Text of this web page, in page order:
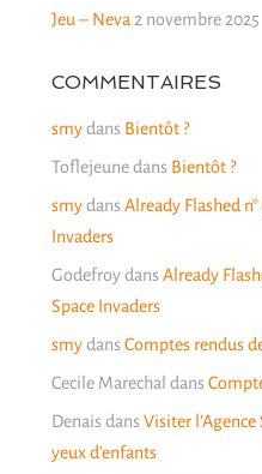
Jeu – Neva 2 novembre 2025
COMMENTAIRES
smydans Bientôt ?
Toflejeunedans Bientôt ?
smydans Already Flashed
Invaders
Godefroydans Already
Space Invaders
smydans Comptes rendus
Cecile Marechal dans
Denais dans Visiter
yeux d’enfants